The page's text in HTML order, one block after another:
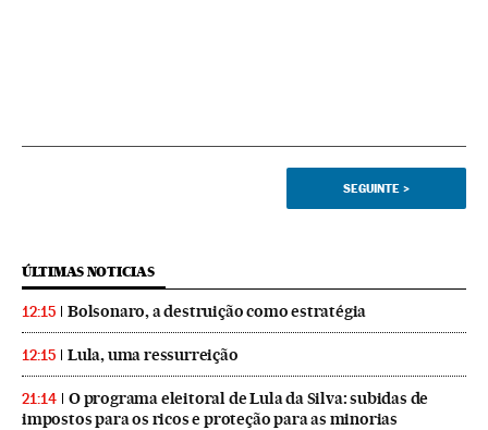
SEGUINTE >
ÚLTIMAS NOTICIAS
12:15 Bolsonaro, a destruição como estratégia
12:15 Lula, uma ressurreição
21:14
O programa eleitoral de Lula da Silva: subidas de
impostos para os ricos e proteção para as minorias